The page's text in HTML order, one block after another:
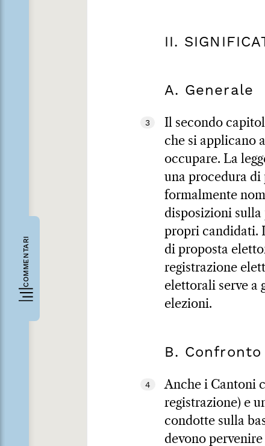
COMMENTARI
II.
A. Generale
3
Il secondo
che si applicano
occupare. La
una procedura di
formalmente
disposizioni
propri candidati.
di proposta
registrazione
elettorali serve a
elezioni.
B.
4
Anche i Cantoni
registrazione) e
condotte sulla
devono